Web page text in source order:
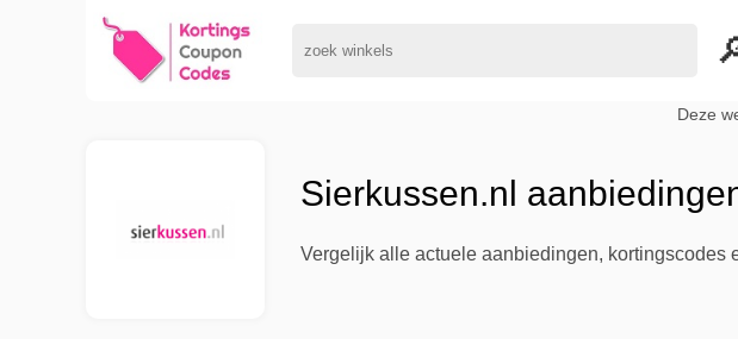
Deze
Sierkussen.nl
Vergelijk alle actuele aanbiedingen, kortingscodes